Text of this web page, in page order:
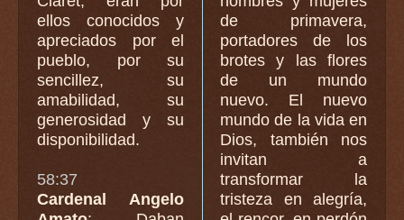
ellos conocidos y
apreciados por el
pueblo, por su
sencillez, su
amabilidad, su
generosidad y su
disponibilidad.
58:37
Cardenal Angelo
de primavera,
portadores de los
brotes y las flores
de un mundo
nuevo. El nuevo
mundo de la vida en
Dios, también nos
invitan a
transformar la
tristeza en alegría,